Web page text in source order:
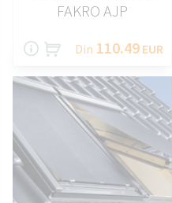
FAKRO AJP
Din 110.49 EUR